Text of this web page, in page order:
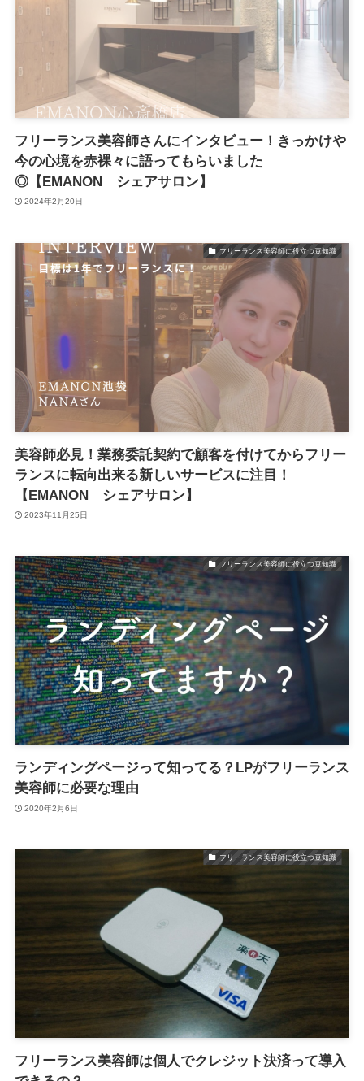
フリーランス美容師さんにインタビュー！きっかけや
今の心境を赤裸々に語ってもらいました
◎【EMANON シェアサロン】
2024年2月20日
フリーランス美容師に役立つ豆知識
美容師必見！業務委託契約で顧客を付けてからフリー
ランスに転向出来る新しいサービスに注目！
【EMANON シェアサロン】
2023年11月25日
フリーランス美容師に役立つ豆知識
ランディングページって知ってる？LPがフリーランス
美容師に必要な理由
2020年2月6日
フリーランス美容師に役立つ豆知識
フリーランス美容師は個人でクレジット決済って導入